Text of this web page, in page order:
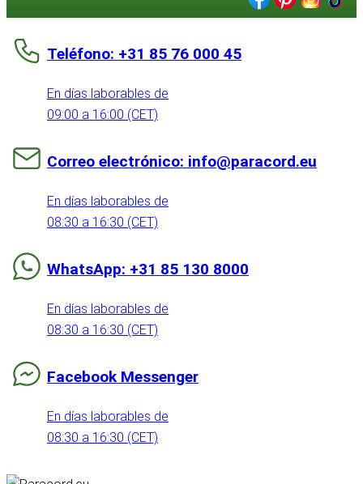
Teléfono: +31 85 76 000 45
En días laborables de
09:00 a 16:00 (CET)
Correo electrónico: info@paracord.eu
En días laborables de
08:30 a 16:30 (CET)
WhatsApp: +31 85 130 8000
En días laborables de
08:30 a 16:30 (CET)
Facebook Messenger
En días laborables de
08:30 a 16:30 (CET)